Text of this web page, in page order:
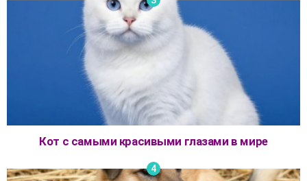
Кот с самыми красивыми глазами в мире